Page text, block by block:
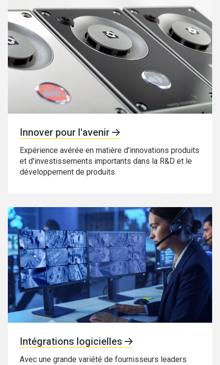
Innover pour l'avenir
Expérience avérée en matière d'innovations produits
et d'investissements importants dans la R&D et le
développement de produits.
Intégrations logicielles
Avec une grande variété de fournisseurs leaders